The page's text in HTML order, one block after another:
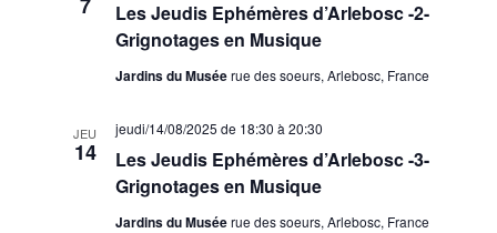
e
v
è
Les Jeudis Ephémères d’Arlebosc -2-
Grignotages en Musique
Jardins du Muséerue des soeurs, Arlebosc, France
JEU
14
Les Jeudis Ephémères d’Arlebosc -3-
Grignotages en Musique
jeudi/14/08/2025 de 18:30 à 20:30
Jardins du Muséerue des soeurs, Arlebosc, France